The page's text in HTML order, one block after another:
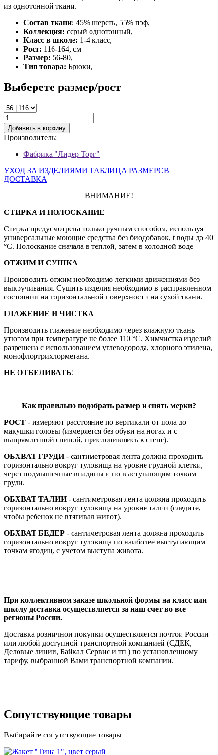
из однотонной ткани.
Состав ткани: 45% шерсть, 55% пэф,
Коллекция: серый однотонный,
Класс в школе: 1-4 класс,
Рост: 116-164, см
Размер: 56-80,
Тип товара: Брюки,
Выберете размер/рост
Добавить в корзину
Производитель:
Фабрика "Лидер Торг"
УХОД ЗА ИЗДЕЛИЯМИ ТАБЛИЦА РАЗМЕРОВ
ДОСТАВКА
ВНИМАНИЕ!
СТИРКА И ПОЛОСКАНИЕ
Стирка предусмотрена только ручным способом, используя
универсальные моющие средства без биодобавок, t воды до 40
°С. Полоскание сначала в теплой, затем в холодной воде
ОТЖИМ И СУШКА
Производить отжим необходимо легкими движениями без
выкручивания. Сушить изделия необходимо в расправленном
состоянии на горизонтальной поверхности на сухой ткани.
ГЛАЖЕНИЕ И ЧИСТКА
Производить глажение необходимо через влажную ткань
утюгом при температуре не более 110 °С. Химчистка изделий
разрешена с использованием углеводорода, хлорного этилена,
монофлортрихлорметана.
НЕ ОТБЕЛИВАТЬ!
Как правильно подобрать размер и снять мерки?
РОСТ - измеряют расстояние по вертикали от пола до
макушки головы (измеряется без обуви на ногах и с
выпрямленной спиной, прислонившись к стене).
ОБХВАТ ГРУДИ- сантиметровая лента должна проходить
горизонтально вокруг туловища на уровне грудной клетки,
через подмышечные впадины и по выступающим точкам
груди.
ОБХВАТ ТАЛИИ- сантиметровая лента должна проходить
горизонтально вокруг туловища на уровне талии (следите,
чтобы ребенок не втягивал живот).
ОБХВАТ БЕДЕР - сантиметровая лента должна проходить
горизонтально вокруг туловища по наиболее выступающим
точкам ягодиц, с учетом выступа живота.
При коллективном заказе школьной формы на класс или
школу доставка осуществляется за наш счет во все
регионы России.
Доставка розничной покупки осуществляется почтой России
или любой доступной транспортной компанией (СДЕК,
Деловые линии, Байкал Сервис и тп.) по установленному
тарифу, выбранной Вами транспортной компании.
Сопутствующие товары
Выбирайте сопутствующие товары